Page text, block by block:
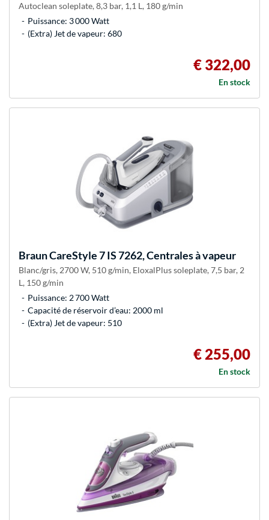
Autoclean soleplate, 8,3 bar, 1,1 L, 180 g/min
Puissance: 3 000 Watt
(Extra) Jet de vapeur: 680
€ 322,00
En stock
BraunCareStyle 7 IS 7262, Centrales à vapeur
Blanc/gris, 2700 W, 510 g/min, EloxalPlus soleplate, 7,5 bar, 2
L, 150 g/min
Puissance: 2 700 Watt
Capacité de réservoir d’eau: 2000 ml
(Extra) Jet de vapeur: 510
€ 255,00
En stock